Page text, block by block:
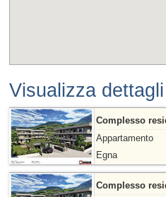
Visualizza dettagli
Complesso
Appartamento
Egna
Complesso